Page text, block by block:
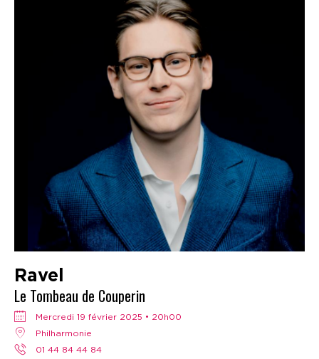
Ravel
Le Tombeau de Couperin
mercredi 19 février 2025 • 20h00
Philharmonie
01 44 84 44 84